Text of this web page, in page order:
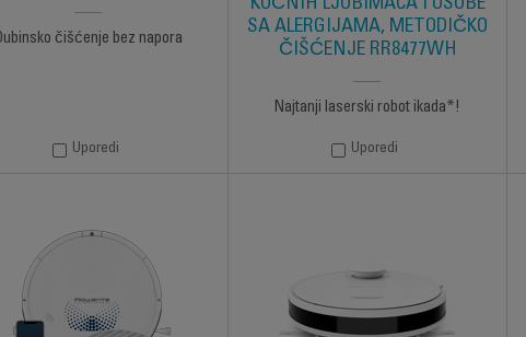
čišćenje bez napora
Uporedi
KUĆNIH LJUBIMACA I OSOBE
SA ALERGIJAMA, METODIČKO
ČIŠĆENJE RR8477WH
Najtanji laserski robot ikada*!
Uporedi